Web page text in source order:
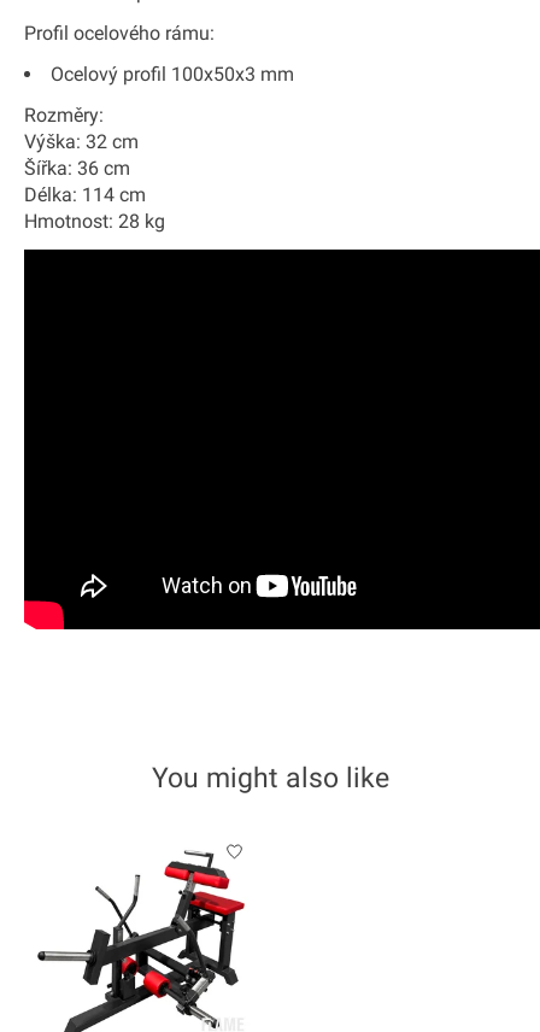
Profil ocelového rámu:
Ocelový profil 100x50x3 mm
Rozměry:
Výška: 32 cm
Šířka: 36 cm
Délka: 114 cm
Hmotnost: 28 kg
You might also like